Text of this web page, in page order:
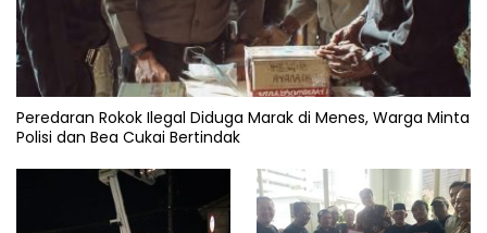
Peredaran Rokok Ilegal Diduga Marak di Menes, Warga Minta
Polisi dan Bea Cukai Bertindak